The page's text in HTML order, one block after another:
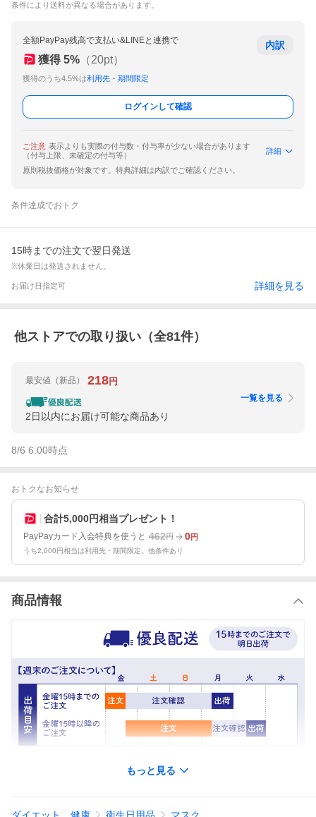
条件により送料が異なる場合があります。
全額PayPay残高で支払い&LINEと連携で
獲得 5% （20pt）
獲得のうち4.5%は利用先・期間限定
内訳
ログインして確認
ご注意 表示よりも実際の付与数・付与率が少ない場合があります
（付与上限、未確定の付与等）
詳細
原則税抜価格が対象です。特典詳細は内訳でご確認ください。
条件達成でおトク
15時までの注文で翌日発送
※休業日は発送されません。
お届け日指定可 詳細を見る
他ストアでの取り扱い（全81件）
最安値 （新品） 218円
2日以内にお届け可能な商品あり
一覧を見る
8/6 6:00時点
おトクなお知らせ
合計5,000円相当プレゼント！
PayPayカード入会特典を使うと 462円 0円
うち2,000円相当は利用先・期間限定。他条件あり
商品情報
もっと見る